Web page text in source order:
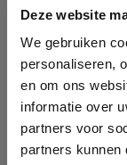
Deze website
We gebruiken
personaliseren,
en om ons
informatie over
partners voor
partners kunnen
Dann
Kontos an
damit wir
Jetzt
über
Padelclub-